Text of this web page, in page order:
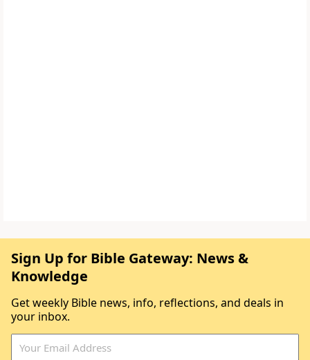
Sign Up for Bible Gateway: News &
Knowledge
Get weekly Bible news, info, reflections, and deals in
your inbox.